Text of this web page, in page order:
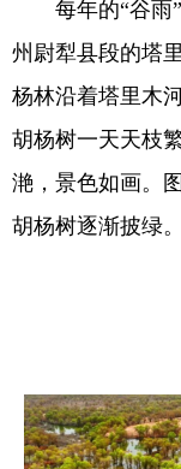
每年的“谷雨”
州尉犁县段的塔
杨林沿着塔里木
胡杨树一天天枝
滟，景色如画。
胡杨树逐渐披绿